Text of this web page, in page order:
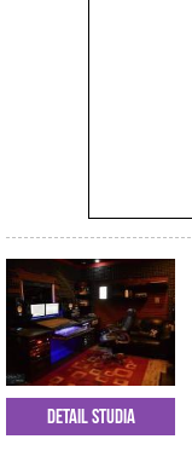
Detail studia